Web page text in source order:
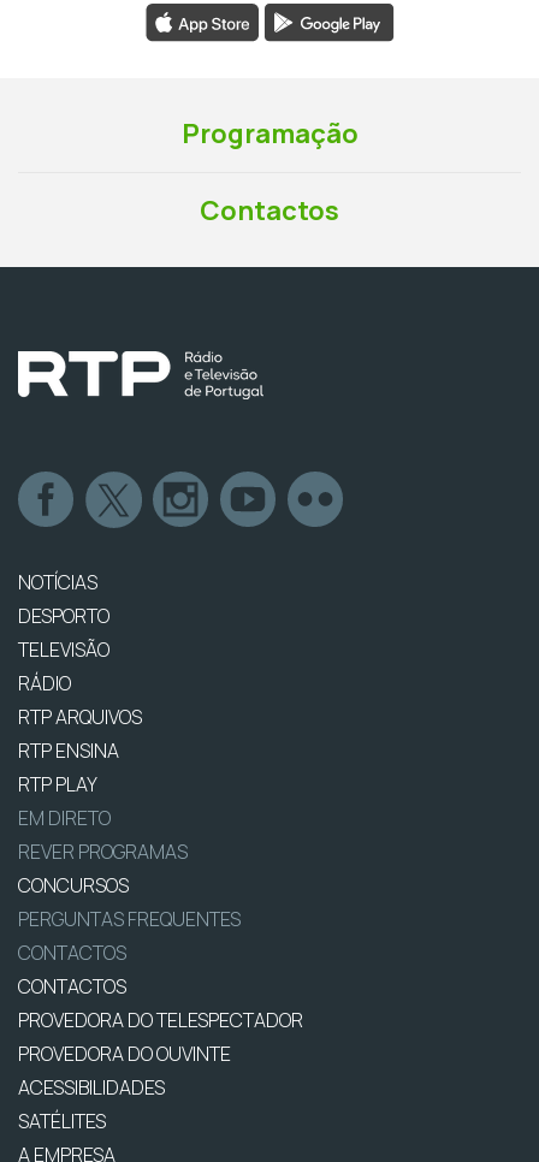
Programação
Contactos
NOTÍCIAS
DESPORTO
TELEVISÃO
RÁDIO
RTP ARQUIVOS
RTP ENSINA
RTP PLAY
EM DIRETO
REVER PROGRAMAS
CONCURSOS
PERGUNTAS FREQUENTES
CONTACTOS
CONTACTOS
PROVEDORA DO TELESPECTADOR
PROVEDORA DO OUVINTE
ACESSIBILIDADES
SATÉLITES
A EMPRESA